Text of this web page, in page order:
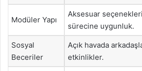
Modüler Yapı
Aksesuar
sürecine uygunluk.
Sosyal
Beceriler
Açık havada
etkinlikler.